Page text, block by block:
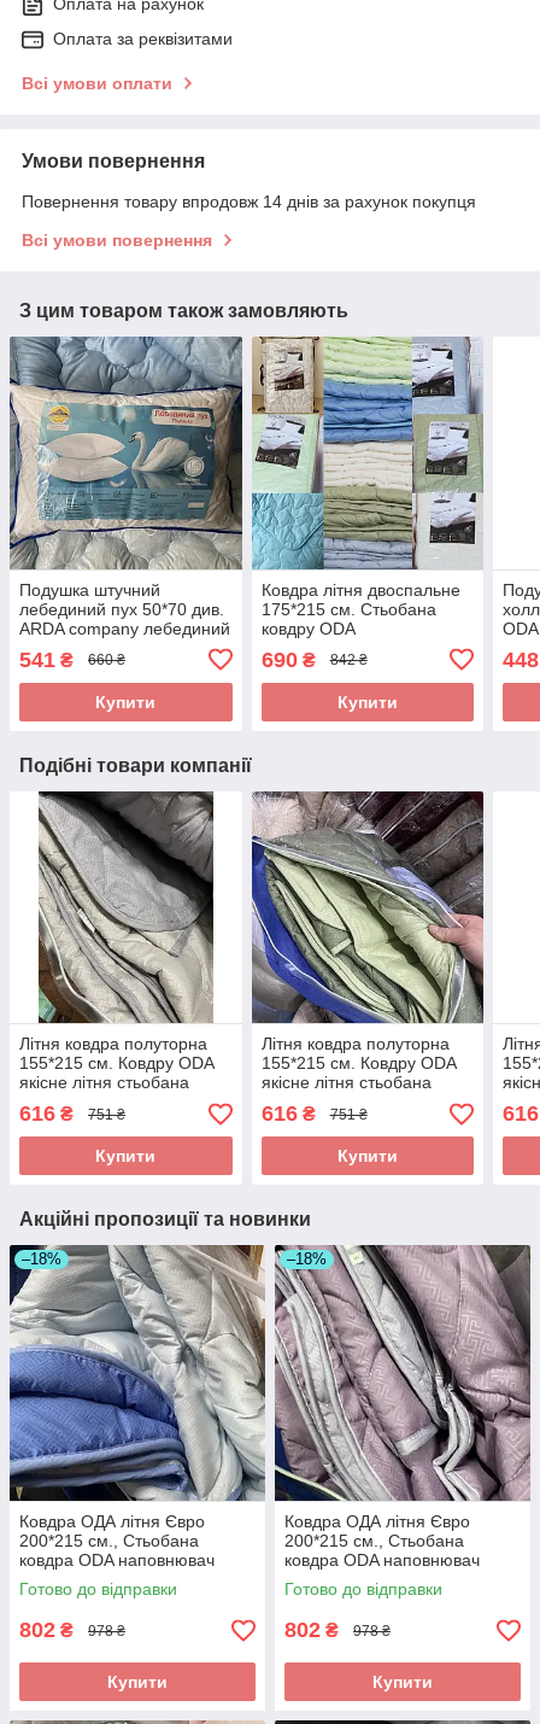
Оплата на рахунок
Оплата за реквізитами
Всі умови оплати
Умови повернення
Повернення товару впродовж 14 днів за рахунок покупця
Всі умови повернення
З цим товаром також замовляють
Подушка штучний
лебединий пух 50*70 див.
ARDA company лебединий
пух. Чохол 100% бавовна
541 ₴ 660 ₴
Купити
Ковдра літня двоспальне
175*215 см. Стьобана
ковдру ODA
690₴ 842 ₴
Купити
448
Подібні товари компанії
Літня ковдра полуторна
155*215 см. Ковдру ODA
якісне літня стьобана
ковдра ODA
616 ₴ 751 ₴
Купити
Літня ковдра полуторна
155*215 см. Ковдру ODA
якісне літня стьобана
ковдра ODA
616₴ 751 ₴
Купити
616
Акційні пропозиції та новинки
–18%
Ковдра ОДА літня Євро
200*215 см., Стьобана
ковдра ODA наповнювач
хлопок - Хлопкопон
Готово до відправки
802 ₴ 978 ₴
Купити
–18%
Ковдра ОДА літня Євро
200*215 см., Стьобана
ковдра ODA наповнювач
хлопок - Хлопкопон
Готово до відправки
802 ₴ 978 ₴
Купити